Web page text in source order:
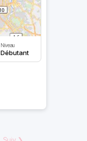
Niveau
Débutant